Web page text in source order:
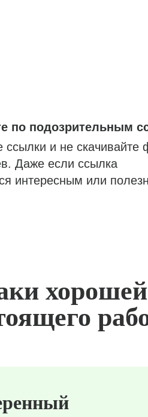
по подозрительным
ссылки и не скачивайте
Даже если ссылка
интересным или